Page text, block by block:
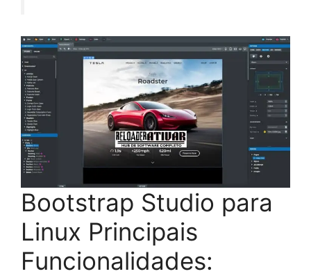
Bootstrap Studio para
Linux Principais
Funcionalidades: